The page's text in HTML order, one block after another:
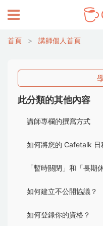
首頁 > 講師個人首頁
此分類的其他內容
講師專欄的撰寫方式
如何將您的 Cafetalk 日
「暫時關閉」和「長期
如何建立不公開協議？
如何登錄你的資格？